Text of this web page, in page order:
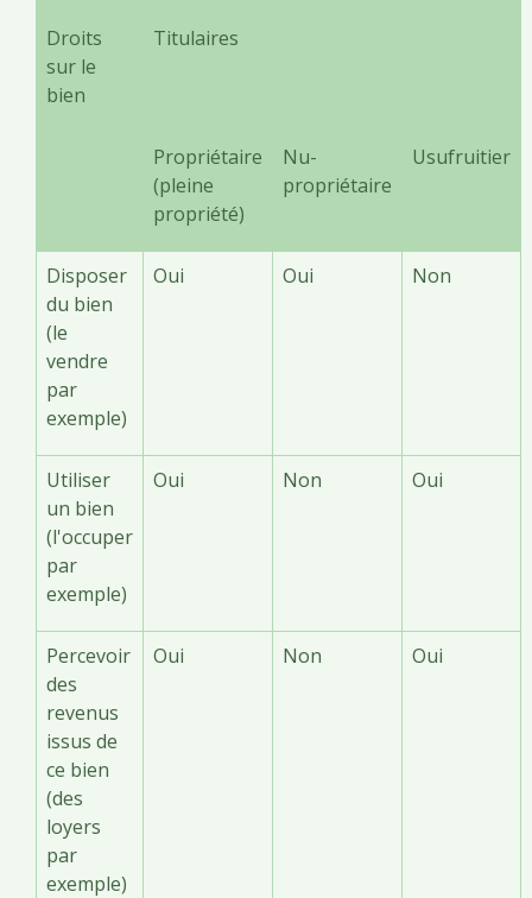
Droits
sur le
bien
Titulaires
Propriétaire
(pleine
propriété)
Nu-
propriétaire
Usufruitier
Disposer
du bien
(le
vendre
par
exemple)
Oui Oui Non
Utiliser
un bien
(l'occuper
par
exemple)
Oui Non Oui
Percevoir
des
revenus
issus de
ce bien
(des
loyers
par
exemple)
Oui Non Oui